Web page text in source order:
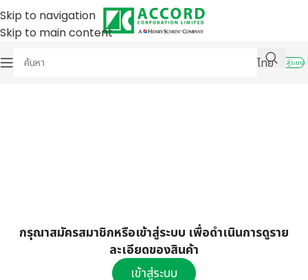
Skip to navigation
Skip to main content
ไทย
เข้าสู่ระบบ
กรุณาสมัครสมาชิกหรือเข้าสู่ระบบ เพื่อดำเนินการดูราย
ละเอียดของสินค้า
เข้าสู่ระบบ